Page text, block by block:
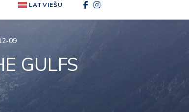
LATVIEŠU
09
GULFS